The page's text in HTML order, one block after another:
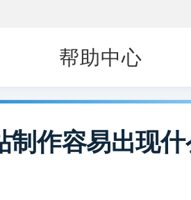
帮助中心
制作容易出现